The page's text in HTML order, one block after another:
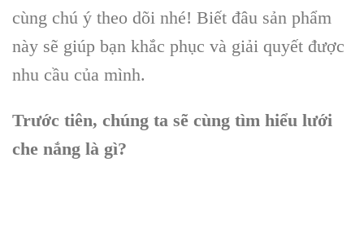
cùng chú ý theo dõi nhé! Biết đâu sản phẩm
này sẽ giúp bạn khắc phục và giải quyết được
nhu cầu của mình.
Trước tiên, chúng ta sẽ cùng tìm hiểu lưới
che nắng là gì?